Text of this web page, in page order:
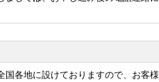
各地に設けておりますので、お客様